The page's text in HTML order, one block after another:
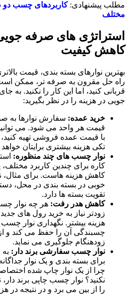
مطلب پیشنهادی:کاربردهای چسب دو
مختلف
استراتژی ‌های صرفه‌
کاهش کیفیت
بهترین نوارهای بسته ‌بندی، قیمت
راه حل مقرون به صرفه تر، ممکن
قربانی کنید، اما این کار را نکنید. به
‌جویی در هزینه را در نظر بگیرید:
خرید عمده: سفارش نوارها به
قیمت هر واحد می‌ شود. می
با قیمت عمده‌ فروشی تهیه
تکی هزینه بیشتری برایتان
نوار چسب های چند منظوره:
‌کاره برای چندین کاربرد
کاهش هزینه ‌هاست. برای مثال،
خوبی در بسته ‌بندی در محل،
تقویت بسته ‌ها دارد.
کاهش هدر رفت: هر چه نوار
زودتر نیاز به خرید رول‌ های
هزینه بیشتر. نگهداری نوار
چسبندگی آن را حفظ می ‌کند و
زودهنگام جلوگیری می ‌نماید.
نوار چسب سفارشی برند دار:
برای بسته ‌بندی و یک نوار
چرا از یک نوار چاپ ‌شده
نکنید؟ نوار چسب چاپی برند
را از بین می ‌برد و در نتیجه در